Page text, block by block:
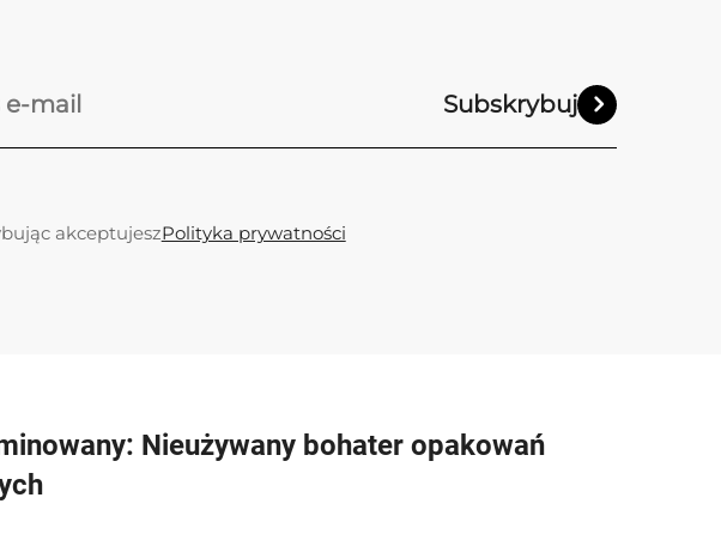
Subskrybuj
akceptujeszPolityka prywatności
Nieużywany bohater opakowań